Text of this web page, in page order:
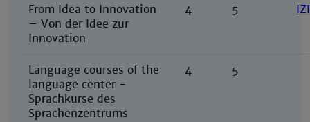
From Idea to Innovation
–Von der Idee zur
Innovation
4 5 IZI
Language courses of the
language center -
Sprachkurse des
Sprachenzentrums
4 5